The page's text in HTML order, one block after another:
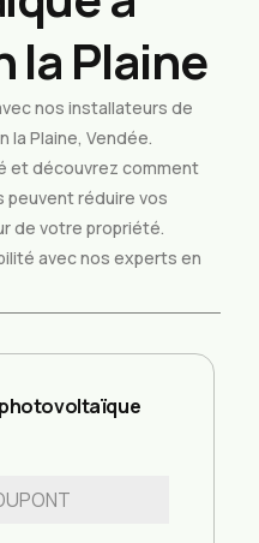
la Plaine
nos installateurs de
la Plaine, Vendée.
et découvrez comment
réduire vos
de votre propriété.
avec nos experts en